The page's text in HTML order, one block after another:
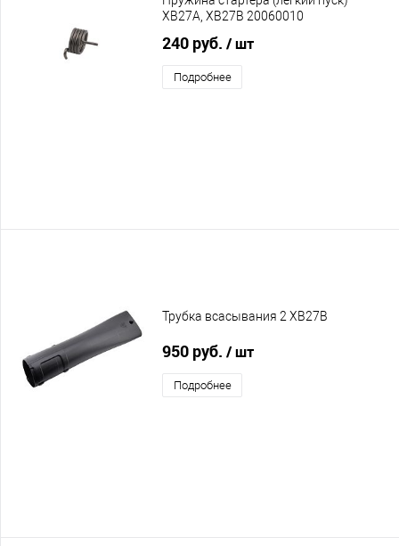
XB27A, XB27B 20060010
240 руб. / шт
Подробнее
Трубка всасывания 2 XB27B
950 руб. / шт
Подробнее